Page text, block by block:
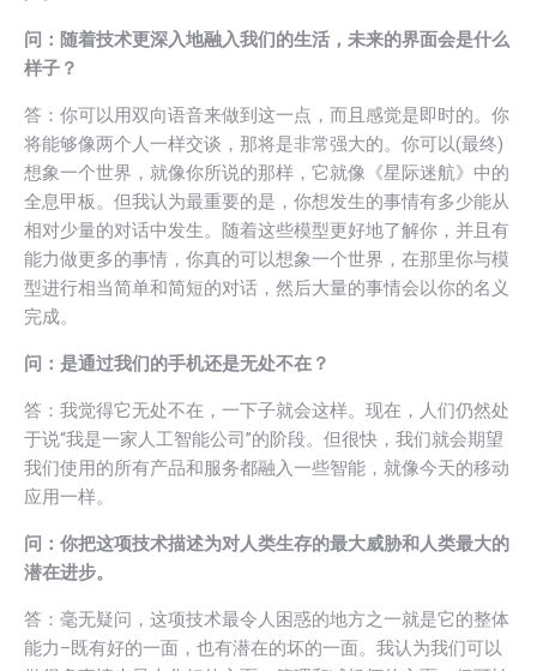
问：随着技术更深入地融入我们的生活，未来的界面会是什么
样子？
答：你可以用双向语音来做到这一点，而且感觉是即时的。你
将能够像两个人一样交谈，那将是非常强大的。你可以(最终)
想象一个世界，就像你所说的那样，它就像《星际迷航》中的
全息甲板。但我认为最重要的是，你想发生的事情有多少能从
相对少量的对话中发生。随着这些模型更好地了解你，并且有
能力做更多的事情，你真的可以想象一个世界，在那里你与模
型进行相当简单和简短的对话，然后大量的事情会以你的名义
完成。
问：是通过我们的手机还是无处不在？
答：我觉得它无处不在，一下子就会这样。现在，人们仍然处
于说“我是一家人工智能公司”的阶段。但很快，我们就会期望
我们使用的所有产品和服务都融入一些智能，就像今天的移动
应用一样。
问：你把这项技术描述为对人类生存的最大威胁和人类最大的
潜在进步。
答：毫无疑问，这项技术最令人困惑的地方之一就是它的整体
能力–既有好的一面，也有潜在的坏的一面。我认为我们可以